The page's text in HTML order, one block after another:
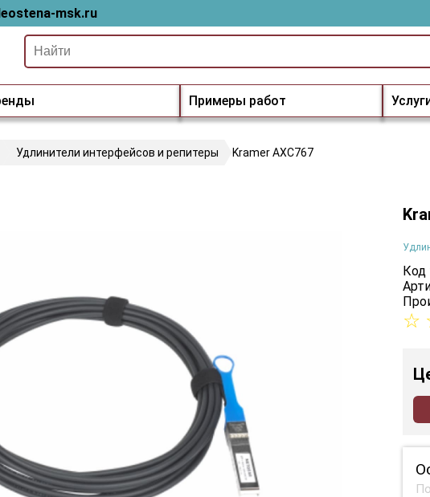
msk.ru
Примеры работ
Удлинители интерфейсов и репитеры Kramer AXC767
Код
☆